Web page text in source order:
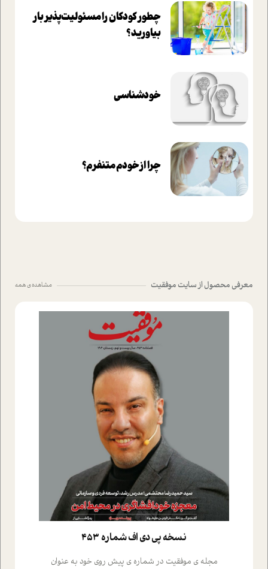
چطور کودکان را مسئولیت‌پذیر بار
بیاورید؟
خودشناسی
چرا از خودم متنفرم؟
معرفی محصول از سایت موفقیت مشاهده ی همه
نسخه پي دي اف شماره 453
مجله ی موفقیت در شماره ی پیش روی خود به عنوان